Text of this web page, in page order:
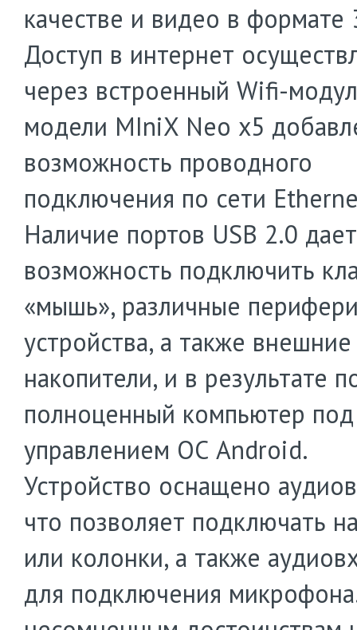
качестве и видео в формате
Доступ в интернет
через встроенный Wifi-
модели MIniX Neo x5
возможность проводного
подключения по сети
Наличие портов USB 2.0 дает
возможность подключить
«мышь», различные
устройства, а также внешние
накопители, и в результате
полноценный компьютер под
управлением ОС Android.
Устройство оснащено
что позволяет подключать
или колонки, а также
для подключения